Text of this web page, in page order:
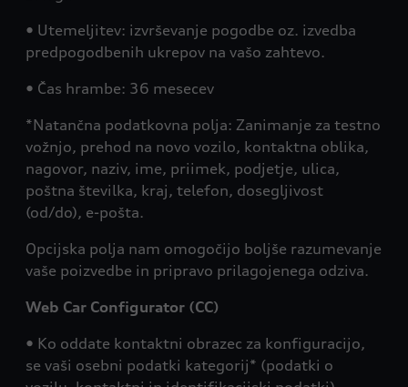
• Utemeljitev: izvrševanje pogodbe oz. izvedba
predpogodbenih ukrepov na vašo zahtevo.
• Čas hrambe: 36 mesecev
*Natančna podatkovna polja: Zanimanje za testno
vožnjo, prehod na novo vozilo, kontaktna oblika,
nagovor, naziv, ime, priimek, podjetje, ulica,
poštna številka, kraj, telefon, dosegljivost
(od/do), e-pošta.
Opcijska polja nam omogočijo boljše razumevanje
vaše poizvedbe in pripravo prilagojenega odziva.
Web Car Configurator (CC)
• Ko oddate kontaktni obrazec za konfiguracijo,
se vaši osebni podatki kategorij* (podatki o